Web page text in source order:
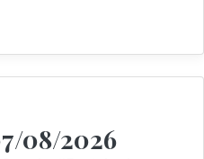
08/2026